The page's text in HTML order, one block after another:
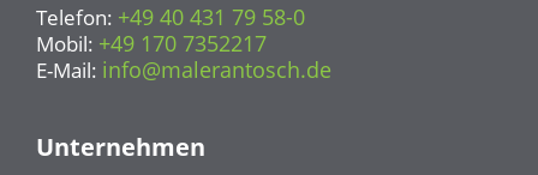
Telefon: +49 40 431 79 58-0
Mobil: +49 170 7352217
E-Mail: info@malerantosch.de
Unternehmen